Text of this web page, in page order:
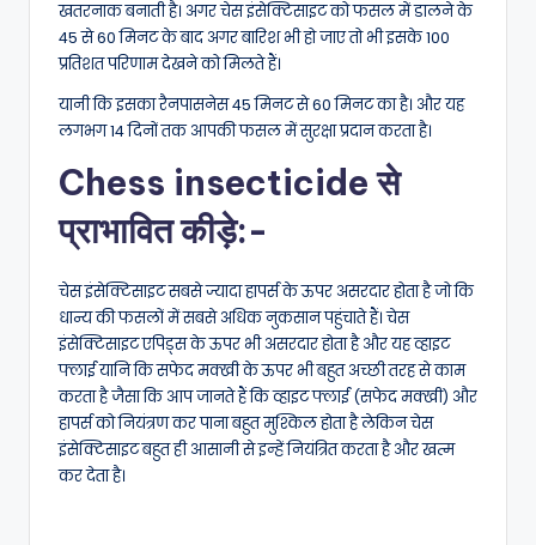
खतरनाक बनाती है। अगर चेस इंसेक्टिसाइट को फसल में डालने के
45 से 60 मिनट के बाद अगर बारिश भी हो जाए तो भी इसके 100
प्रतिशत परिणाम देखने को मिलते हैं।
यानी कि इसका रैनपासनेस 45 मिनट से 60 मिनट का है। और यह
लगभग 14 दिनों तक आपकी फसल में सुरक्षा प्रदान करता है।
Chess insecticide से
प्राभावित कीड़े:-
चेस इंसेक्टिसाइट सबसे ज्यादा हापर्स के ऊपर असरदार होता है जो कि
धान्य की फसलों में सबसे अधिक नुकसान पहुंचाते हैं। चेस
इंसेक्टिसाइट एपिड्स के ऊपर भी असरदार होता है और यह व्हाइट
फ्लाई यानि कि सफेद मक्खी के ऊपर भी बहुत अच्छी तरह से काम
करता है जैसा कि आप जानते हैं कि व्हाइट फ्लाई (सफेद मक्खी) और
हापर्स को नियंत्रण कर पाना बहुत मुश्किल होता है लेकिन चेस
इंसेक्टिसाइट बहुत ही आसानी से इन्हें नियंत्रित करता है और खत्म
कर देता है।